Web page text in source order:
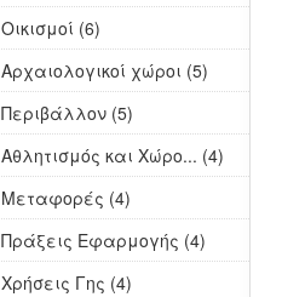
Οικισμοί (6)
Αρχαιολογικοί χώροι (5)
Περιβάλλον (5)
Αθλητισμός και Χώρο... (4)
Μεταφορές (4)
Πράξεις Εφαρμογής (4)
Χρήσεις Γης (4)